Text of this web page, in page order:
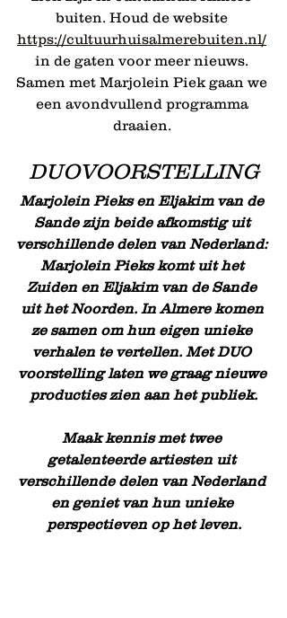
buiten. Houd de website
https://cultuurhuisalmerebuiten.nl/
in de gaten voor meer nieuws.
Samen met Marjolein Piek gaan we
een avondvullend programma
draaien.
DUOVOORSTELLING
Marjolein Pieks en Eljakim van de
Sande zijn beide afkomstig uit
verschillende delen van Nederland:
Marjolein Pieks komt uit het
Zuiden en Eljakim van de Sande
uit het Noorden. In Almere komen
ze samen om hun eigen unieke
verhalen te vertellen. Met DUO
voorstelling laten we graag nieuwe
producties zien aan het publiek.
Maak kennis met twee
getalenteerde artiesten uit
verschillende delen van Nederland
en geniet van hun unieke
perspectieven op het leven.